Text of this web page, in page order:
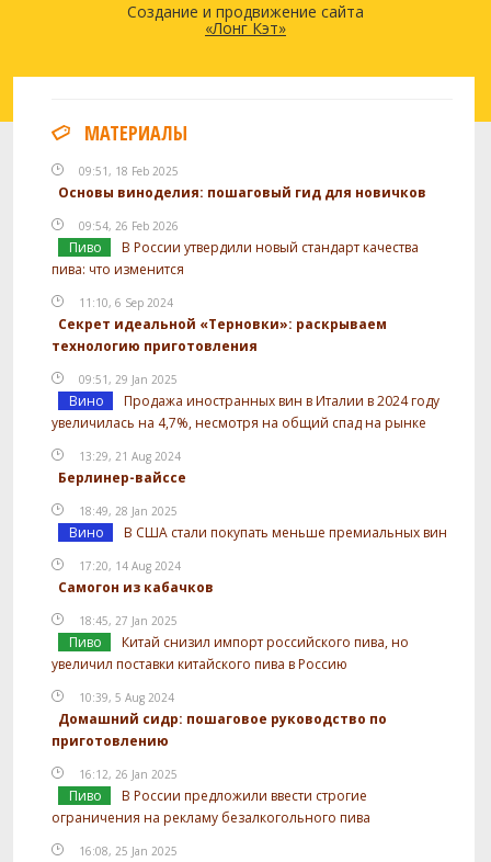
Создание и продвижение сайта
«Лонг Кэт»
МАТЕРИАЛЫ
09:51, 18 Feb 2025
Основы виноделия: пошаговый гид для новичков
09:54, 26 Feb 2026
Пиво
В России утвердили новый стандарт качества
пива: что изменится
11:10, 6 Sep 2024
Секрет идеальной «Терновки»: раскрываем
технологию приготовления
09:51, 29 Jan 2025
Вино
Продажа иностранных вин в Италии в 2024 году
увеличилась на 4,7%, несмотря на общий спад на рынке
13:29, 21 Aug 2024
Берлинер-вайссе
18:49, 28 Jan 2025
Вино В США стали покупать меньше премиальных вин
17:20, 14 Aug 2024
Самогон из кабачков
18:45, 27 Jan 2025
Пиво
Китай снизил импорт российского пива, но
увеличил поставки китайского пива в Россию
10:39, 5 Aug 2024
Домашний сидр: пошаговое руководство по
приготовлению
16:12, 26 Jan 2025
Пиво
В России предложили ввести строгие
ограничения на рекламу безалкогольного пива
16:08, 25 Jan 2025